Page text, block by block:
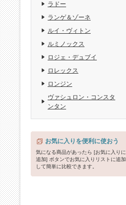
ラドー
ランゲ＆ゾーネ
ルイ・ヴィトン
ルミノックス
ロジェ・デュブイ
ロレックス
ロンジン
ヴァシュロン・コンスタ
ンタン
お気に入りを便利に使おう
気になる商品があったら [お気に入りに
追加] ボタンでお気に入りリストに追加
して簡単に比較できます。